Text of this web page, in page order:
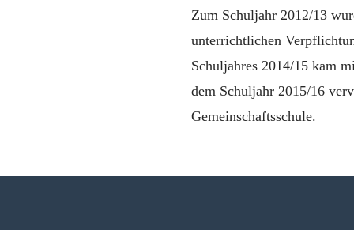
Zum Schuljahr 2012/13
unterrichtlichen
Schuljahres 2014/15 kam
dem Schuljahr 2015/16
Gemeinschaftsschule.